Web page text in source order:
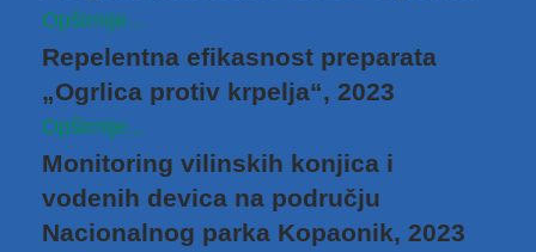
Opširnije...
Repelentna efikasnost preparata
„Ogrlica protiv krpelja“, 2023
Opširnije...
Monitoring vilinskih konjica i
vodenih devica na području
Nacionalnog parka Kopaonik, 2023